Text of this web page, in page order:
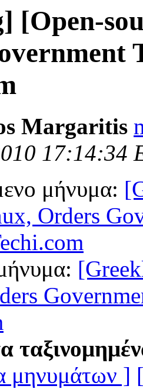
[Open-
Margaritis
17:14:34
μήνυμα:
Orders
μηνυμάτων ]